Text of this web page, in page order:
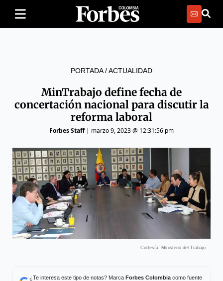
PORTADA/ACTUALIDAD
MinTrabajo define fecha de
concertación nacional para discutir la
reforma laboral
Forbes Staff| marzo 9, 2023 @ 12:31:56 pm
Cortesía: Ministerio del Trabajo
¿Te interesa este tipo de notas? Marca Forbes Colombiacomo fuente